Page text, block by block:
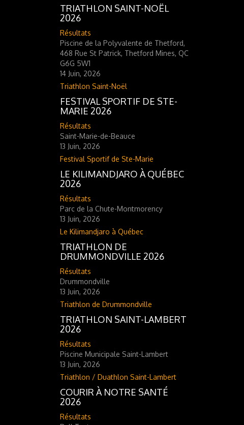
TRIATHLON SAINT-NOËL
2026
Résultats
Piscine de la Polyvalente de Thetford,
468 Rue St Patrick, Thetford Mines, QC
G6G 5W1
14 Juin, 2026
Triathlon Saint-Noël
FESTIVAL SPORTIF DE STE-
MARIE 2026
Résultats
Saint-Marie-de-Beauce
13 Juin, 2026
Festival Sportif de Ste-Marie
LE KILIMANDJARO À QUÉBEC
2026
Résultats
Parc de la Chute-Montmorency
13 Juin, 2026
Le Kilimandjaro à Québec
TRIATHLON DE
DRUMMONDVILLE 2026
Résultats
Drummondville
13 Juin, 2026
Triathlon de Drummondville
TRIATHLON SAINT-LAMBERT
2026
Résultats
Piscine Municipale Saint-Lambert
13 Juin, 2026
Triathlon / Duathlon Saint-Lambert
COURIR À NOTRE SANTÉ
2026
Résultats